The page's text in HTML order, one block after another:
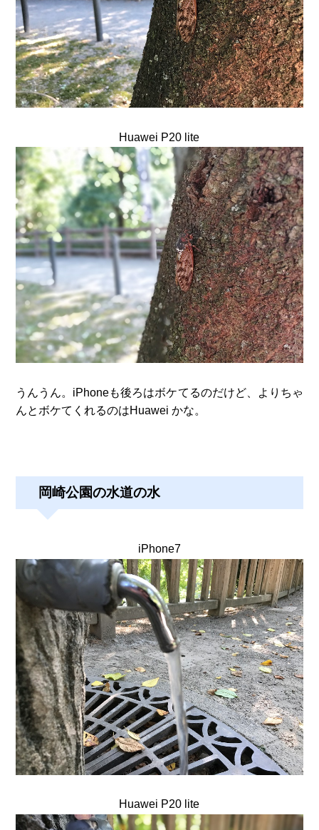
Huawei P20 lite
うんうん。iPhoneも後ろはボケてるのだけど、よりちゃ
んとボケてくれるのはHuawei かな。
岡崎公園の水道の水
iPhone7
Huawei P20 lite